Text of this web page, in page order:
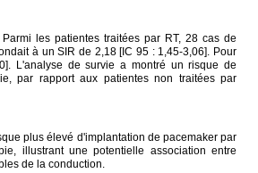
les patientes traitées par RT, 28 cas de
à un SIR de 2,18 [IC 95 : 1,45-3,06]. Pour
L'analyse de survie a montré un risque de
par rapport aux patientes non traitées par
plus élevé d'implantation de pacemaker par
illustrant une potentielle association entre
de la conduction.